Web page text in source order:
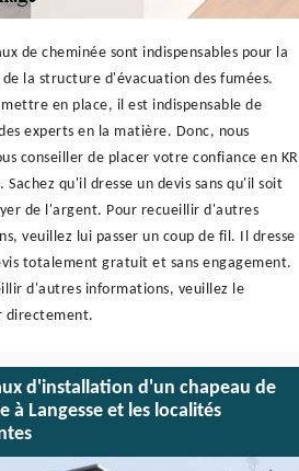
de cheminée sont indispensables pour la
la structure d'évacuation des fumées.
en place, il est indispensable de
experts en la matière. Donc, nous
conseiller de placer votre confiance en KR
Sachez qu'il dresse un devis sans qu'il soit
de l'argent. Pour recueillir d'autres
veuillez lui passer un coup de fil. Il dresse
totalement gratuit et sans engagement.
d'autres informations, veuillez le
directement.
d'installation d'un chapeau de
à Langesse et les localités